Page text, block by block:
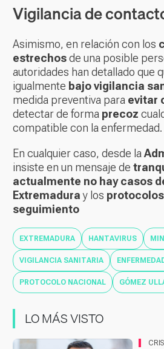
Vigilancia de
Asimismo, en relación con los
estrechosde una posible
autoridades han detallado que
igualmente bajo vigilancia
medida preventiva para evitar
detectar de forma precoz
compatible con la enfermedad.
En cualquier caso, desde la
insiste en un mensaje de
actualmente no hay casos
Extremaduray los
seguimiento
EXTREMADURA HANTAVIRUS
VIGILANCIA SANITARIA
PROTOCOLO NACIONAL GÓMEZ
LO MÁS VISTO